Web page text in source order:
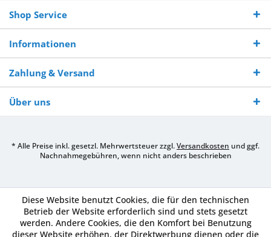
Shop Service
Informationen
Zahlung & Versand
Über uns
* Alle Preise inkl. gesetzl. Mehrwertsteuer zzgl.Versandkosten und ggf.
Nachnahmegebühren, wenn nicht anders beschrieben
Diese Website benutzt Cookies, die für den technischen
Betrieb der Website erforderlich sind und stets gesetzt
werden. Andere Cookies, die den Komfort bei Benutzung
dieser Website erhöhen, der Direktwerbung dienen oder die